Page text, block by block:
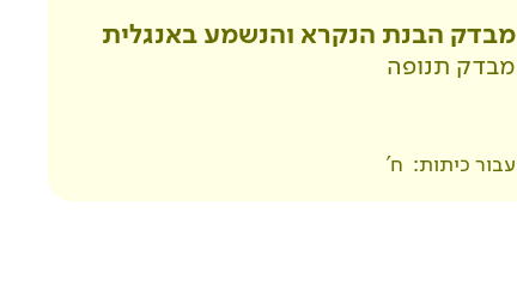
מבדק הבנת הנקרא והנשמע באנגלית
מבדק תנופה
עבור כיתות: ח'